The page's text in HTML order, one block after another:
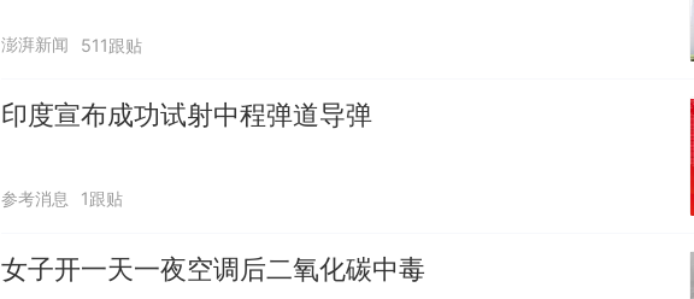
澎湃新闻 511跟贴
印度宣布成功试射中程弹道导弹
参考消息 1跟贴
女子开一天一夜空调后二氧化碳中毒